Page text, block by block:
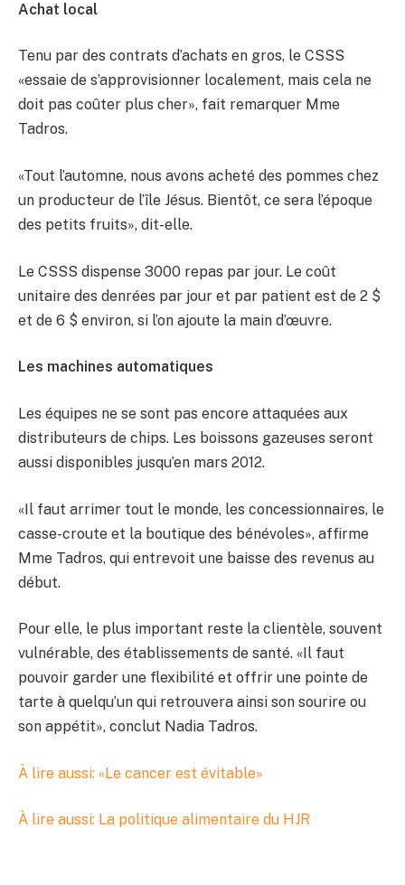
Achat local
Tenu par des contrats d’achats en gros, le CSSS
«essaie de s’approvisionner localement, mais cela ne
doit pas coûter plus cher», fait remarquer Mme
Tadros.
«Tout l’automne, nous avons acheté des pommes chez
un producteur de l’île Jésus. Bientôt, ce sera l’époque
des petits fruits», dit-elle.
Le CSSS dispense 3000 repas par jour. Le coût
unitaire des denrées par jour et par patient est de 2 $
et de 6 $ environ, si l’on ajoute la main d’œuvre.
Les machines automatiques
Les équipes ne se sont pas encore attaquées aux
distributeurs de chips. Les boissons gazeuses seront
aussi disponibles jusqu’en mars 2012.
«Il faut arrimer tout le monde, les concessionnaires, le
casse-croute et la boutique des bénévoles», affirme
Mme Tadros, qui entrevoit une baisse des revenus au
début.
Pour elle, le plus important reste la clientèle, souvent
vulnérable, des établissements de santé. «Il faut
pouvoir garder une flexibilité et offrir une pointe de
tarte à quelqu’un qui retrouvera ainsi son sourire ou
son appétit», conclut Nadia Tadros.
À lire aussi: «Le cancer est évitable»
À lire aussi: La politique alimentaire du HJR